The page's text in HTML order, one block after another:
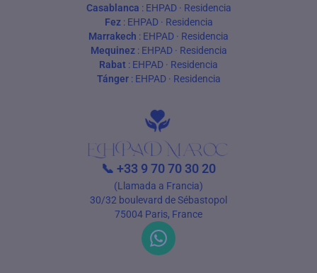
Casablanca : EHPAD· Residencia
Fez: EHPAD· Residencia
Marrakech : EHPAD · Residencia
Mequinez: EHPAD· Residencia
Rabat : EHPAD · Residencia
Tánger: EHPAD· Residencia
📞 +33 9 70 70 30 20
(Llamada a Francia)
30/32 boulevard de Sébastopol
75004 Paris, France